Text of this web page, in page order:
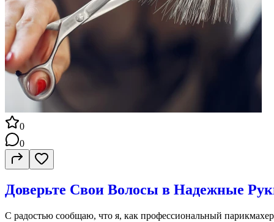
0
0
Доверьте Свои Волосы в Надежные
С радостью сообщаю, что я, как профессиональный